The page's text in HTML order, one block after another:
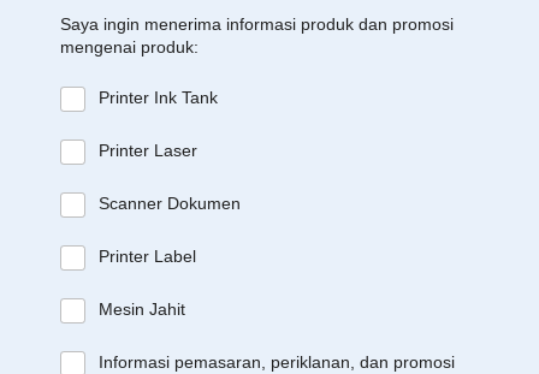
Saya ingin menerima informasi produk dan promosi
mengenai produk:
Printer Ink Tank
Printer Laser
Scanner Dokumen
Printer Label
Mesin Jahit
Informasi pemasaran, periklanan, dan promosi